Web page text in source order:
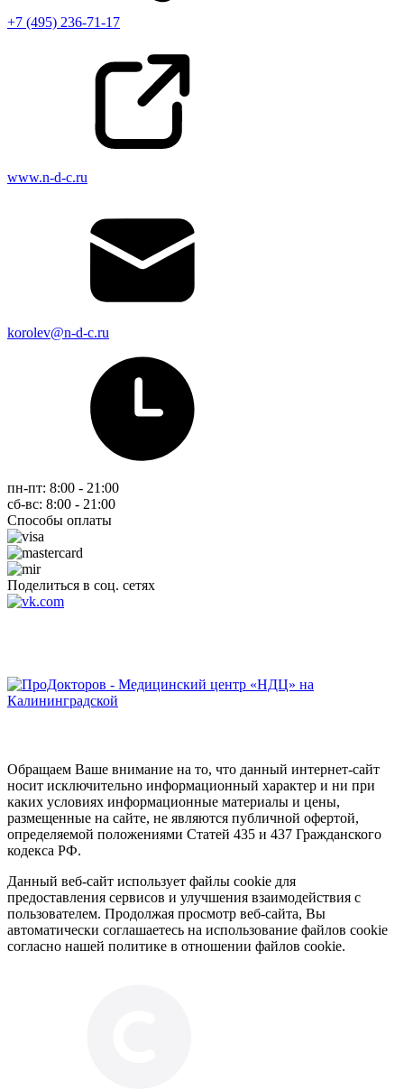
+7 (495) 236-71-17
www.n-d-c.ru
korolev@n-d-c.ru
пн-пт: 8:00 - 21:00
сб-вс: 8:00 - 21:00
Способы оплаты
Поделиться в соц. сетях
Обращаем Ваше внимание на то, что данный интернет-сайт
носит исключительно информационный характер и ни при
каких условиях информационные материалы и цены,
размещенные на сайте, не являются публичной офертой,
определяемой положениями Статей 435 и 437 Гражданского
кодекса РФ.
Данный веб-сайт использует файлы cookie для
предоставления сервисов и улучшения взаимодействия с
пользователем. Продолжая просмотр веб-сайта, Вы
автоматически соглашаетесь на использование файлов cookie
согласно нашей политике в отношении файлов cookie.